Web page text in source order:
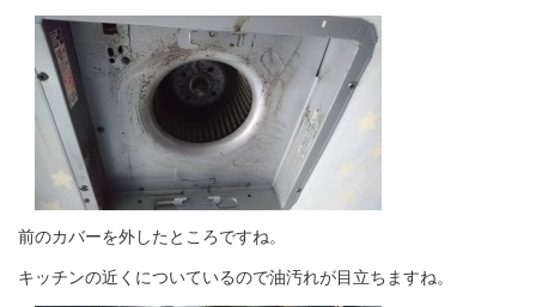
前のカバーを外したところですね。
キッチンの近くについているので油汚れが目立ちますね。